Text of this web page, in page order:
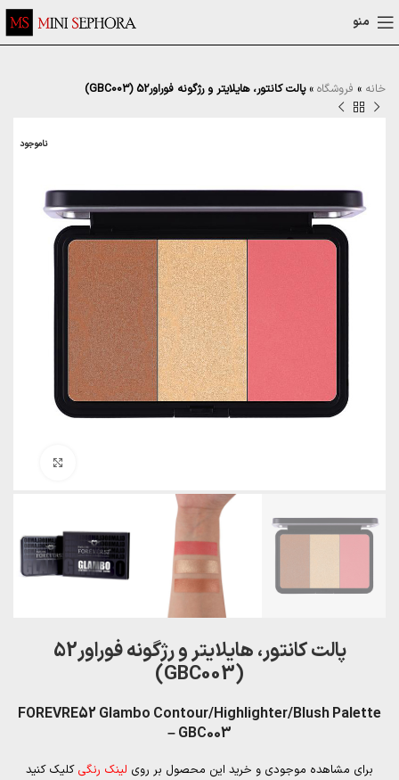
منو
خانه » فروشگاه »پالت کانتور، هایلایتر و رژگونه فوراور52 (GBC003)
ناموجود
پالت کانتور، هایلایتر و رژگونه فوراور52
(GBC003)
FOREVRE52 Glambo Contour/Highlighter/Blush Palette
– GBC003
برای مشاهده موجودی و خرید این محصول بر روی لینک رنگی کلیک کنید